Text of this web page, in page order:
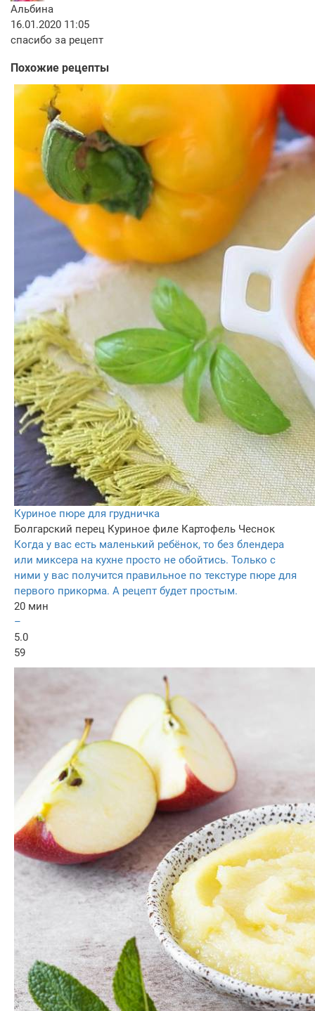
Альбина
16.01.2020 11:05
спасибо за рецепт
Похожие рецепты
Куриное пюре для грудничка
Болгарский перец Куриное филе Картофель Чеснок
Когда у вас есть маленький ребёнок, то без блендера
или миксера на кухне просто не обойтись. Только с
ними у вас получится правильное по текстуре пюре для
первого прикорма. А рецепт будет простым.
20 мин
–
5.0
59